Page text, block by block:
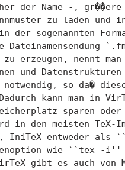
Name -, gr��ere
zu laden und
der sogenannten
Dateinamensendung
erzeugen, nennt
und Datenstrukturen
notwendig, so da�
kann man in
sparen
in den meisten TeX-
IniTeX entweder
wie ``tex
gibt es auch von